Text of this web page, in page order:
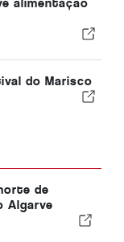
do Marisco
de
Algarve